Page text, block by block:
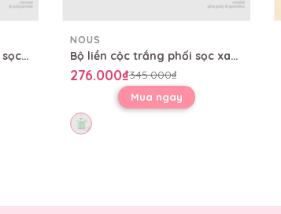
Bodysuit cộc tay phối vải sọc xanh biển
NOUS
Bộ liền cộc trắng phối sọc xanh lá
276.000₫345.000₫
Mua ngay